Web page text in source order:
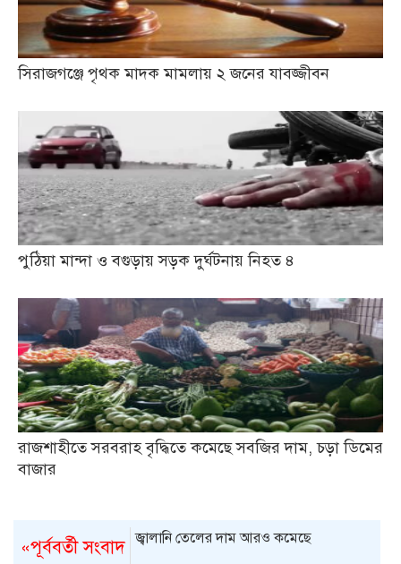
সিরাজগঞ্জে পৃথক মাদক মামলায় ২ জনের যাবজ্জীবন
পুঠিয়া মান্দা ও বগুড়ায় সড়ক দুর্ঘটনায় নিহত ৪
রাজশাহীতে সরবরাহ বৃদ্ধিতে কমেছে সবজির দাম, চড়া ডিমের
বাজার
«পূর্ববর্তী সংবাদ জ্বালানি তেলের দাম আরও কমেছে